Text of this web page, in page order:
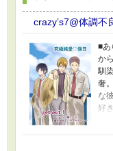
crazy’s7@体調不
■あ
か
馴
奢
な
好
っ
だ
馴